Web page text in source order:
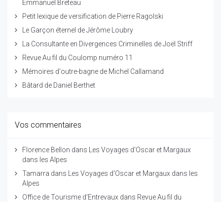
Emmanuel Breteau
Petit lexique de versification de Pierre Ragolski
Le Garçon éternel de Jérôme Loubry
La Consultante en Divergences Criminelles de Joël Striff
Revue Au fil du Coulomp numéro 11
Mémoires d'outre-bagne de Michel Callamand
Bâtard de Daniel Berthet
Vos commentaires
Florence Bellon dans
Les Voyages d'Oscar et Margaux
dans les Alpes
Tamarra dans
Les Voyages d'Oscar et Margaux dans les
Alpes
Office de Tourisme d'Entrevaux dans Revue Au fil du